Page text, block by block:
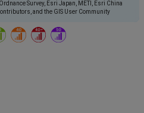
Survey, Esri Japan, METI, Esri China
and the GIS User Community